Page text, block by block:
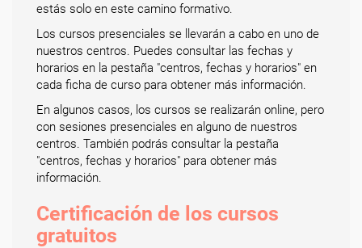
estás solo en este camino formativo.
Los cursos presenciales se llevarán a cabo en uno de
nuestros centros. Puedes consultar las fechas y
horarios en la pestaña "centros, fechas y horarios" en
cada ficha de curso para obtener más información.
En algunos casos, los cursos se realizarán online, pero
con sesiones presenciales en alguno de nuestros
centros. También podrás consultar la pestaña
"centros, fechas y horarios" para obtener más
información.
Certificación de los cursos
gratuitos